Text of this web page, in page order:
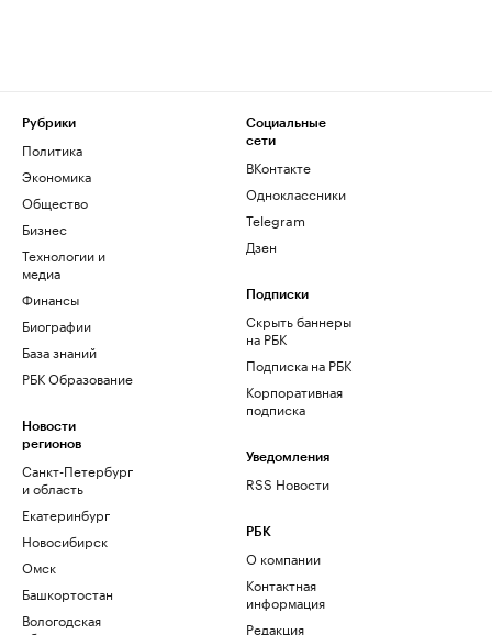
Рубрики
Политика
Экономика
Общество
Бизнес
Технологии и
медиа
Финансы
Биографии
База знаний
РБК Образование
Новости
регионов
Санкт-Петербург
и область
Екатеринбург
Новосибирск
Омск
Башкортостан
Вологодская
Социальные
сети
ВКонтакте
Одноклассники
Telegram
Дзен
Подписки
Скрыть баннеры
на РБК
Подписка на РБК
Корпоративная
подписка
Уведомления
RSS Новости
РБК
О компании
Контактная
информация
Редакция